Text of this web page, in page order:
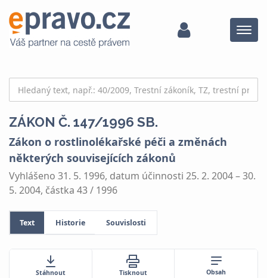
Menu
ZÁKON Č. 147/1996 SB.
Zákon o rostlinolékařské péči a změnách
některých souvisejících zákonů
Vyhlášeno 31. 5. 1996, datum účinnosti 25. 2. 2004 – 30.
5. 2004, částka 43 / 1996
Text Historie Souvislosti
Stáhnout Tisknout Obsah